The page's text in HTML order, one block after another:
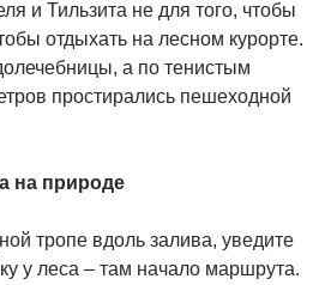
и Тильзита не для того, чтобы
отдыхать на лесном курорте.
а по тенистым
простирались пешеходной
на природе
тропе вдоль залива, уведите
у леса – там начало маршрута.